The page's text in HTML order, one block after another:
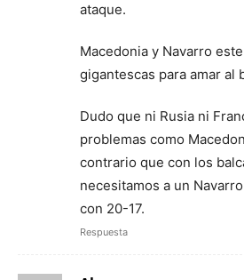
ataque.
Macedonia y Navarro
gigantescas para amar al
Dudo que ni Rusia ni
problemas como
contrario que con los
necesitamos a un
con 20-17.
Respuesta